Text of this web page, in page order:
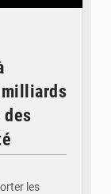
milliards
des
les